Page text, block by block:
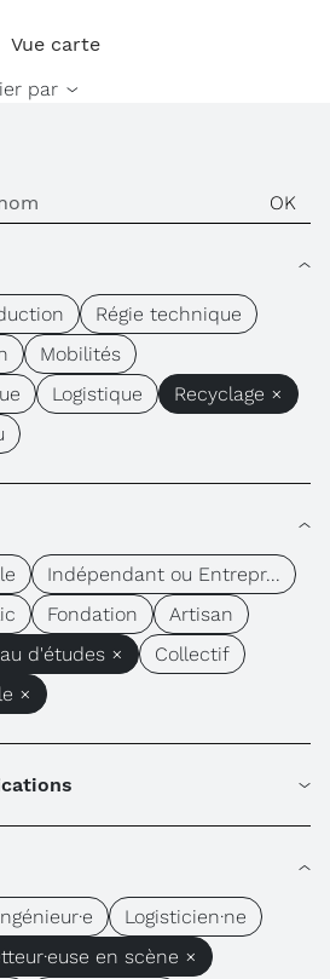
Vue carte
par
Régie technique
Mobilités
Logistique
Recyclage ×
Indépendant ou Entrepr...
Fondation
Artisan
d'études ×
Collectif
×
Logisticien·ne
en scène ×